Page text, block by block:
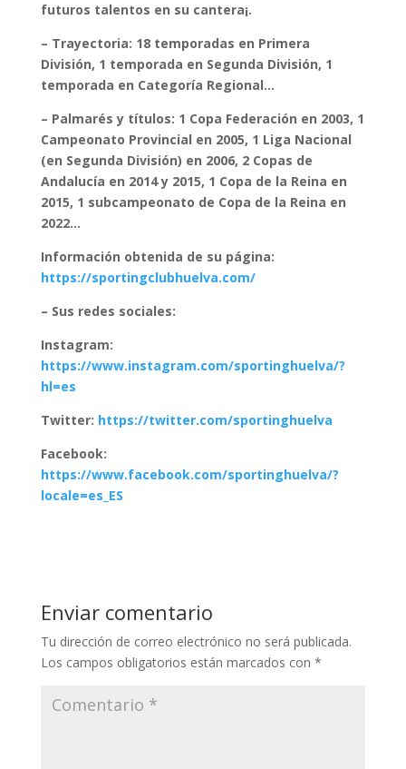
futuros talentos en su cantera¡.
– Trayectoria: 18 temporadas en Primera
División, 1 temporada en Segunda División, 1
temporada en Categoría Regional…
– Palmarés y títulos: 1 Copa Federación en 2003, 1
Campeonato Provincial en 2005, 1 Liga Nacional
(en Segunda División) en 2006, 2 Copas de
Andalucía en 2014 y 2015, 1 Copa de la Reina en
2015, 1 subcampeonato de Copa de la Reina en
2022…
Información obtenida de su página:
https://sportingclubhuelva.com/
– Sus redes sociales:
Instagram:
https://www.instagram.com/sportinghuelva/?
hl=es
Twitter: https://twitter.com/sportinghuelva
Facebook:
https://www.facebook.com/sportinghuelva/?
locale=es_ES
Enviar comentario
Tu dirección de correo electrónico no será publicada.
Los campos obligatorios están marcados con *